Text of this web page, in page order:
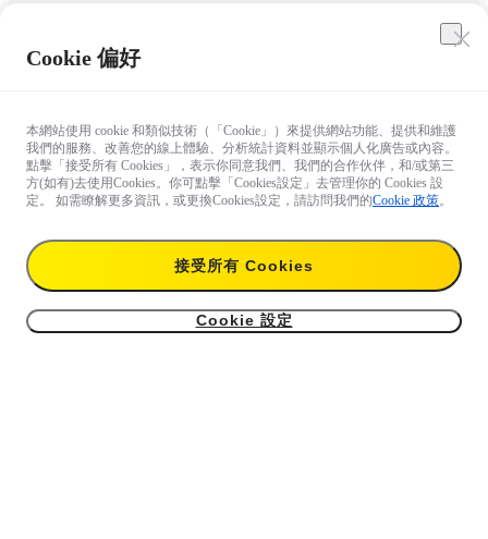
Cookie 偏好
本網站使用 cookie 和類似技術（「Cookie」）來提供網站功能、提供和維護
我們的服務、改善您的線上體驗、分析統計資料並顯示個人化廣告或內容。
點擊「接受所有 Cookies」，表示你同意我們、我們的合作伙伴，和/或第三
方(如有)去使用Cookies。你可點擊「Cookies設定」去管理你的 Cookies 設
定。 如需瞭解更多資訊，或更換Cookies設定，請訪問我們的Cookie 政策。
接受所有 Cookies
Cookie 設定